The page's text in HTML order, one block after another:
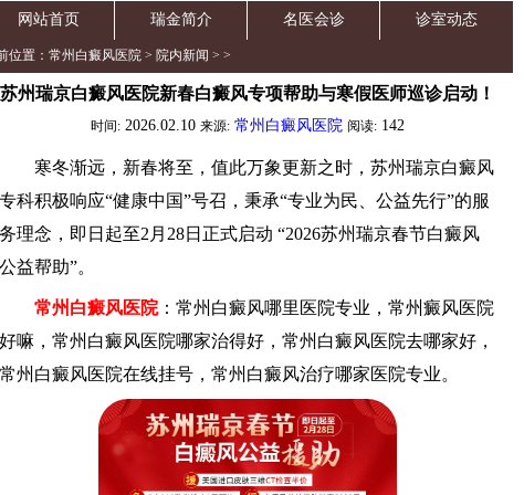
网站首页 瑞金简介 名医会诊 诊室动态
位置： 常州白癜风医院 > 院内新闻 > >
苏州瑞京白癜风医院新春白癜风专项帮助与寒假医师巡诊启动！
时间: 2026.02.10 来源: 常州白癜风医院 阅读: 142
寒冬渐远，新春将至，值此万象更新之时，苏州瑞京白癜风
专科积极响应“健康中国”号召，秉承“专业为民、公益先行”的服
务理念，即日起至2月28日正式启动 “2026苏州瑞京春节白癜风
公益帮助”。
常州白癜风医院：常州白癜风哪里医院专业，常州癜风医院
好嘛，常州白癜风医院哪家治得好，常州白癜风医院去哪家好，
常州白癜风医院在线挂号，常州白癜风治疗哪家医院专业。